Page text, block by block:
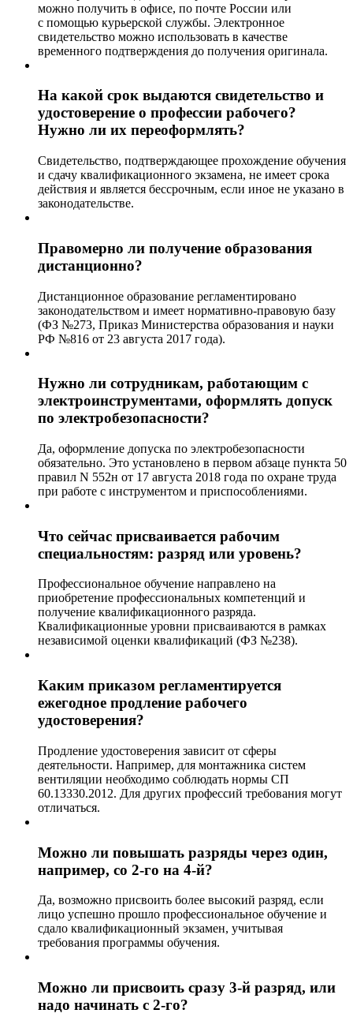
можно получить в офисе, по почте России или
с помощью курьерской службы. Электронное
свидетельство можно использовать в качестве
временного подтверждения до получения оригинала.
На какой срок выдаются свидетельство и
удостоверение о профессии рабочего?
Нужно ли их переоформлять?
Свидетельство, подтверждающее прохождение обучения
и сдачу квалификационного экзамена, не имеет срока
действия и является бессрочным, если иное не указано в
законодательстве.
Правомерно ли получение образования
дистанционно?
Дистанционное образование регламентировано
законодательством и имеет нормативно-правовую базу
(ФЗ №273, Приказ Министерства образования и науки
РФ №816 от 23 августа 2017 года).
Нужно ли сотрудникам, работающим с
электроинструментами, оформлять допуск
по электробезопасности?
Да, оформление допуска по электробезопасности
обязательно. Это установлено в первом абзаце пункта 50
правил N 552н от 17 августа 2018 года по охране труда
при работе с инструментом и приспособлениями.
Что сейчас присваивается рабочим
специальностям: разряд или уровень?
Профессиональное обучение направлено на
приобретение профессиональных компетенций и
получение квалификационного разряда.
Квалификационные уровни присваиваются в рамках
независимой оценки квалификаций (ФЗ №238).
Каким приказом регламентируется
ежегодное продление рабочего
удостоверения?
Продление удостоверения зависит от сферы
деятельности. Например, для монтажника систем
вентиляции необходимо соблюдать нормы СП
60.13330.2012. Для других профессий требования могут
отличаться.
Можно ли повышать разряды через один,
например, со 2-го на 4-й?
Да, возможно присвоить более высокий разряд, если
лицо успешно прошло профессиональное обучение и
сдало квалификационный экзамен, учитывая
требования программы обучения.
Можно ли присвоить сразу 3-й разряд, или
надо начинать с 2-го?